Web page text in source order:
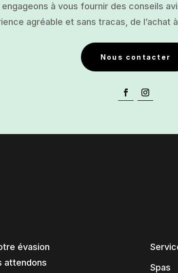
engageons à vous fournir des conseils
agréable et sans tracas, de l’achat
Nous contacter
évasion
attendons
Spas